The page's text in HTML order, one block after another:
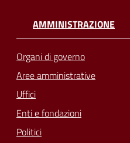
AMMINISTRAZIONE
Organi di governo
Aree amministrative
Uffici
Enti e fondazioni
Politici